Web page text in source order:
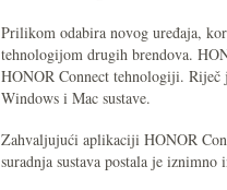
Prilikom odabira novog uređaja,
tehnologijom drugih brendova.
HONOR Connect tehnologiji. Riječ
Windows i Mac sustave.
Zahvaljujući aplikaciji HONOR
suradnja sustava postala je iznimno